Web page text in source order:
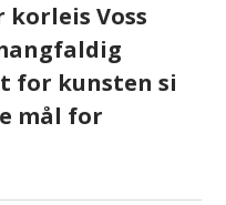
korleis Voss
for kunsten si
mål for